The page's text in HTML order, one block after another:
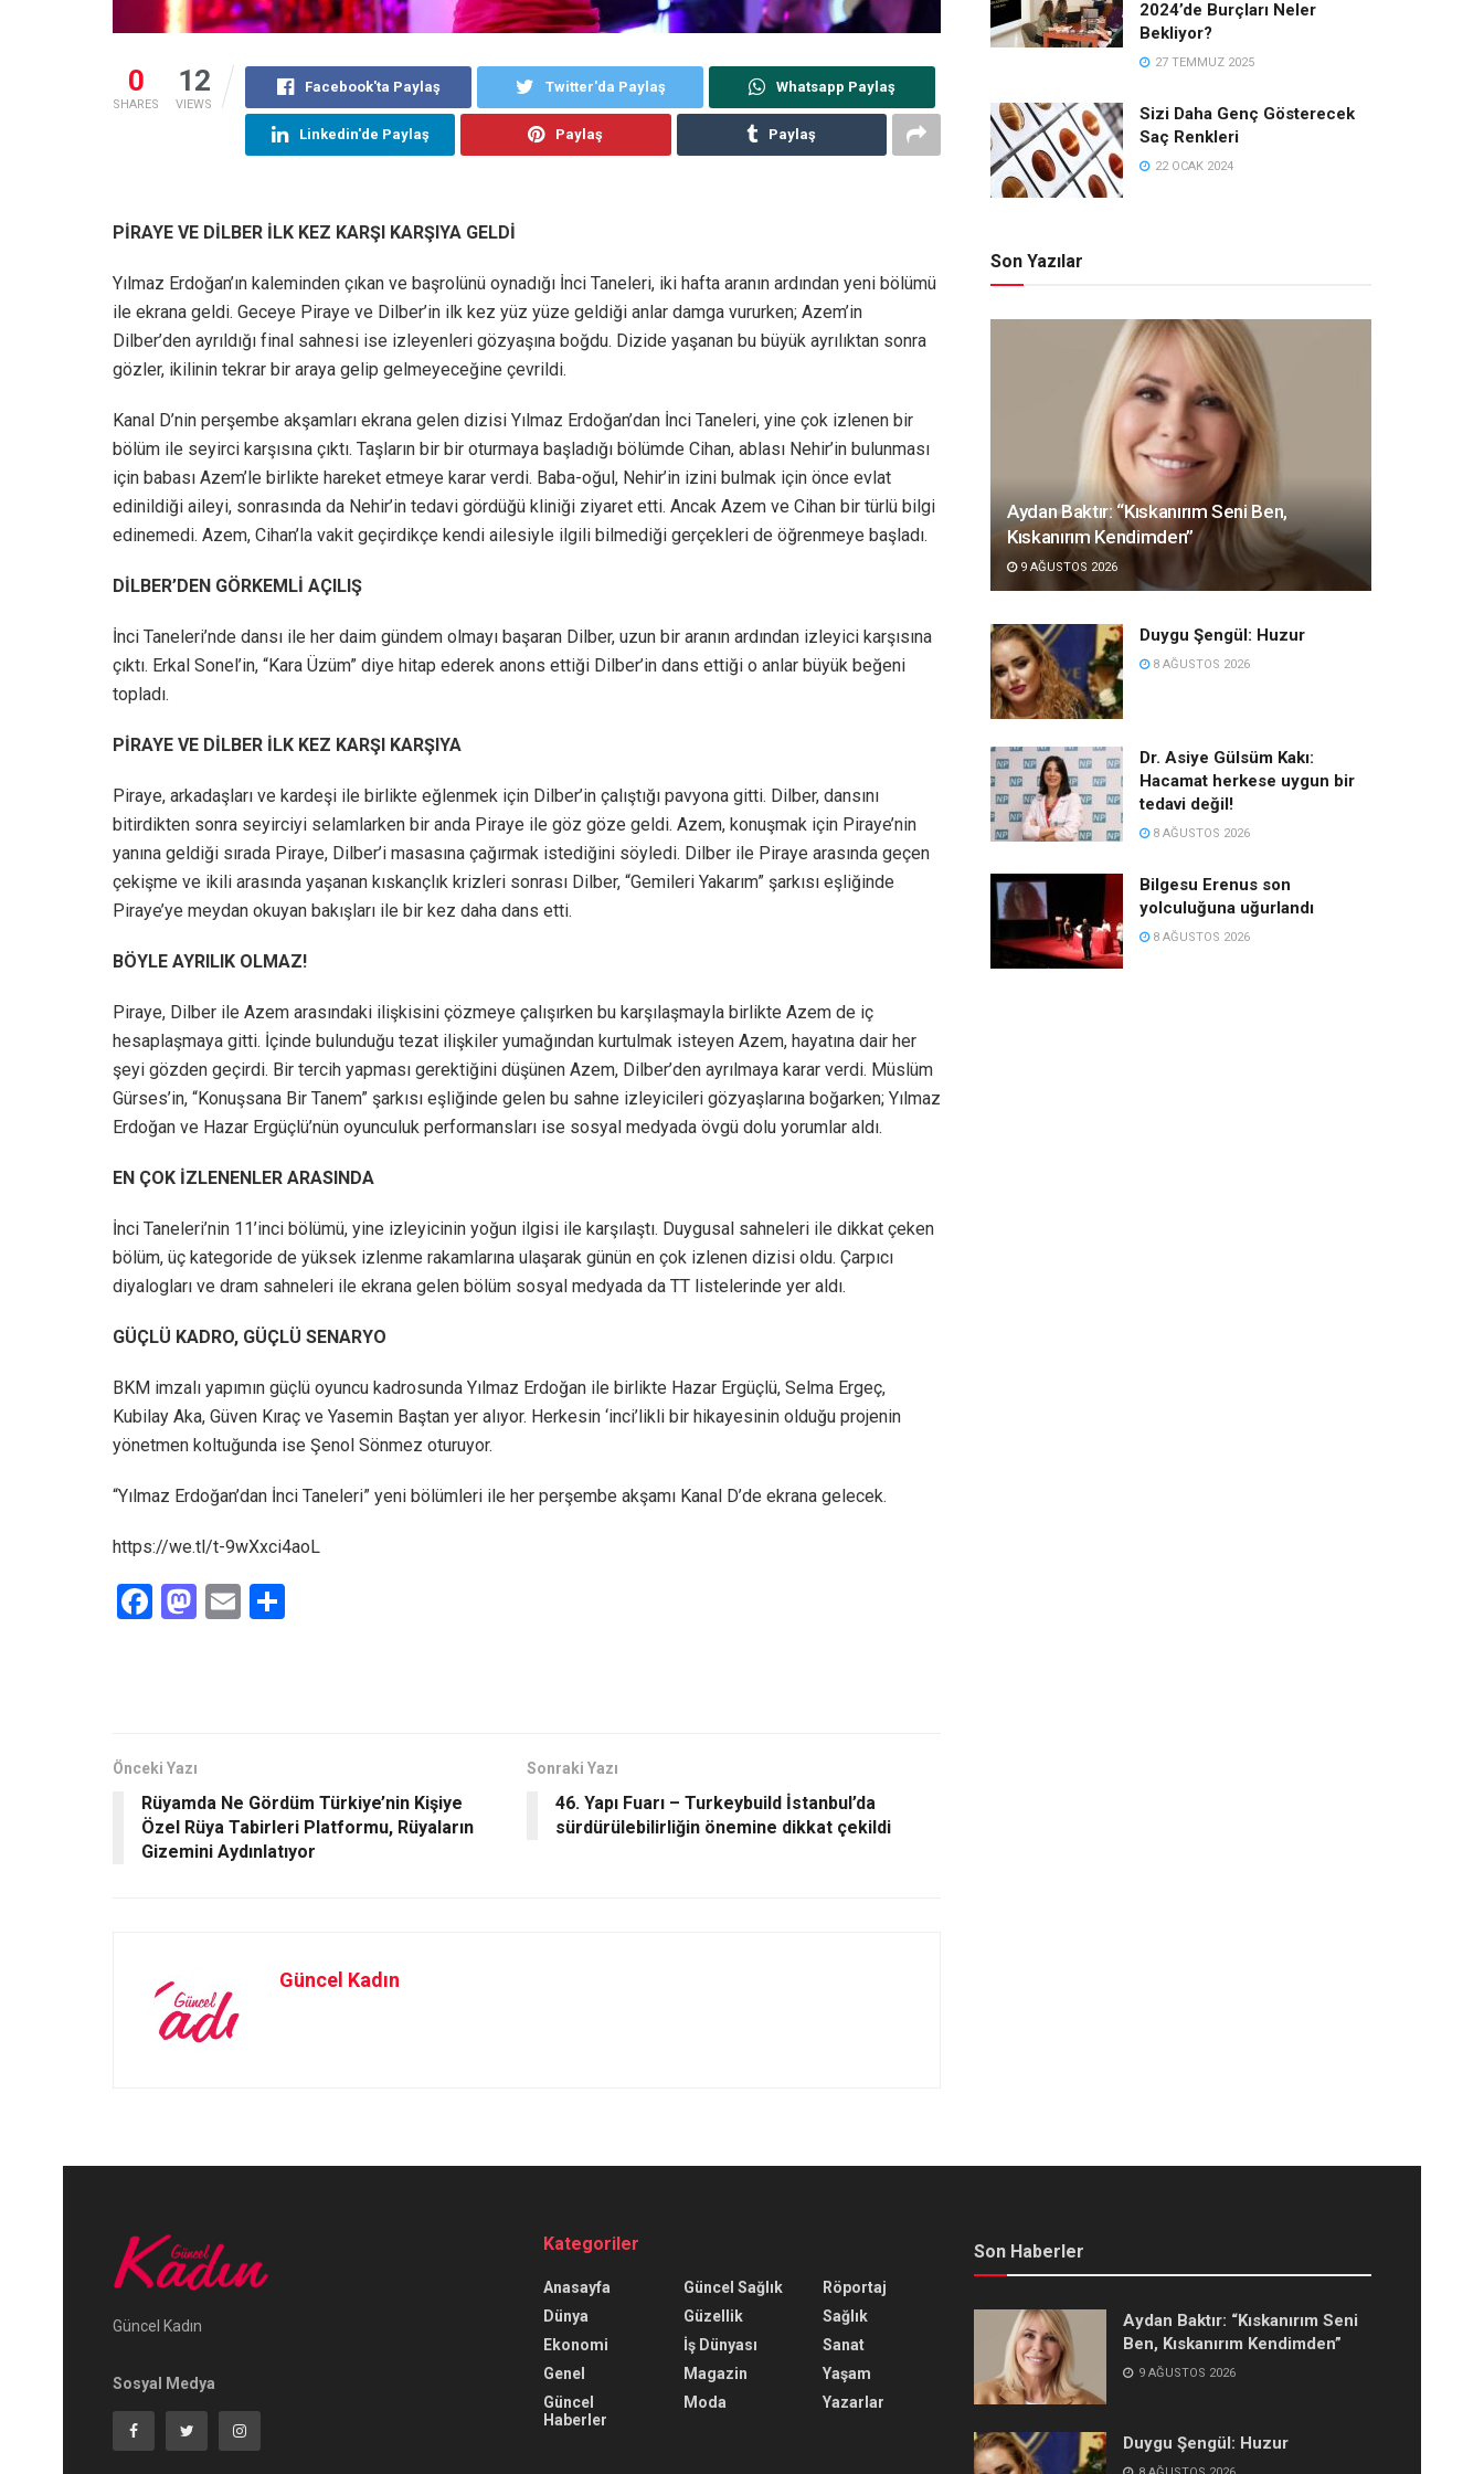
0
SHARES
12
VIEWS
Facebook'ta Paylaş Twitter'da Paylaş Whatsapp Paylaş
Linkedin'de Paylaş Paylaş Paylaş
PİRAYE VE DİLBER İLK KEZ KARŞI KARŞIYA GELDİ
Yılmaz Erdoğan’ın kaleminden çıkan ve başrolünü oynadığı İnci Taneleri, iki hafta aranın ardından yeni bölümü
ile ekrana geldi. Geceye Piraye ve Dilber’in ilk kez yüz yüze geldiği anlar damga vururken; Azem’in
Dilber’den ayrıldığı final sahnesi ise izleyenleri gözyaşına boğdu. Dizide yaşanan bu büyük ayrılıktan sonra
gözler, ikilinin tekrar bir araya gelip gelmeyeceğine çevrildi.
Kanal D’nin perşembe akşamları ekrana gelen dizisi Yılmaz Erdoğan’dan İnci Taneleri, yine çok izlenen bir
bölüm ile seyirci karşısına çıktı. Taşların bir bir oturmaya başladığı bölümde Cihan, ablası Nehir’in bulunması
için babası Azem’le birlikte hareket etmeye karar verdi. Baba-oğul, Nehir’in izini bulmak için önce evlat
edinildiği aileyi, sonrasında da Nehir’in tedavi gördüğü kliniği ziyaret etti. Ancak Azem ve Cihan bir türlü bilgi
edinemedi. Azem, Cihan’la vakit geçirdikçe kendi ailesiyle ilgili bilmediği gerçekleri de öğrenmeye başladı.
DİLBER’DEN GÖRKEMLİ AÇILIŞ
İnci Taneleri’nde dansı ile her daim gündem olmayı başaran Dilber, uzun bir aranın ardından izleyici karşısına
çıktı. Erkal Sonel’in, “Kara Üzüm” diye hitap ederek anons ettiği Dilber’in dans ettiği o anlar büyük beğeni
topladı.
PİRAYE VE DİLBER İLK KEZ KARŞI KARŞIYA
Piraye, arkadaşları ve kardeşi ile birlikte eğlenmek için Dilber’in çalıştığı pavyona gitti. Dilber, dansını
bitirdikten sonra seyirciyi selamlarken bir anda Piraye ile göz göze geldi. Azem, konuşmak için Piraye’nin
yanına geldiği sırada Piraye, Dilber’i masasına çağırmak istediğini söyledi. Dilber ile Piraye arasında geçen
çekişme ve ikili arasında yaşanan kıskançlık krizleri sonrası Dilber, “Gemileri Yakarım” şarkısı eşliğinde
Piraye’ye meydan okuyan bakışları ile bir kez daha dans etti.
BÖYLE AYRILIK OLMAZ!
Piraye, Dilber ile Azem arasındaki ilişkisini çözmeye çalışırken bu karşılaşmayla birlikte Azem de iç
hesaplaşmaya gitti. İçinde bulunduğu tezat ilişkiler yumağından kurtulmak isteyen Azem, hayatına dair her
şeyi gözden geçirdi. Bir tercih yapması gerektiğini düşünen Azem, Dilber’den ayrılmaya karar verdi. Müslüm
Gürses’in, “Konuşsana Bir Tanem” şarkısı eşliğinde gelen bu sahne izleyicileri gözyaşlarına boğarken; Yılmaz
Erdoğan ve Hazar Ergüçlü’nün oyunculuk performansları ise sosyal medyada övgü dolu yorumlar aldı.
EN ÇOK İZLENENLER ARASINDA
İnci Taneleri’nin 11’inci bölümü, yine izleyicinin yoğun ilgisi ile karşılaştı. Duygusal sahneleri ile dikkat çeken
bölüm, üç kategoride de yüksek izlenme rakamlarına ulaşarak günün en çok izlenen dizisi oldu. Çarpıcı
diyalogları ve dram sahneleri ile ekrana gelen bölüm sosyal medyada da TT listelerinde yer aldı.
GÜÇLÜ KADRO, GÜÇLÜ SENARYO
BKM imzalı yapımın güçlü oyuncu kadrosunda Yılmaz Erdoğan ile birlikte Hazar Ergüçlü, Selma Ergeç,
Kubilay Aka, Güven Kıraç ve Yasemin Baştan yer alıyor. Herkesin ‘inci’likli bir hikayesinin olduğu projenin
yönetmen koltuğunda ise Şenol Sönmez oturuyor.
“Yılmaz Erdoğan’dan İnci Taneleri” yeni bölümleri ile her perşembe akşamı Kanal D’de ekrana gelecek.
https://we.tl/t-9wXxci4aoL
F
o
k
M
n
E
Önceki Yazı
Rüyamda Ne Gördüm Türkiye’nin Kişiye
Özel Rüya Tabirleri Platformu, Rüyaların
Gizemini Aydınlatıyor
Sonraki Yazı
46. Yapı Fuarı – Turkeybuild İstanbul’da
sürdürülebilirliğin önemine dikkat çekildi
Güncel Kadın
2024’de Burçları Neler
Bekliyor?
27 TEMMUZ 2025
Sizi Daha Genç Gösterecek
Saç Renkleri
22 OCAK 2024
Son Yazılar
Aydan Baktır: “Kıskanırım Seni Ben,
Kıskanırım Kendimden”
9 AĞUSTOS 2026
Duygu Şengül: Huzur
8 AĞUSTOS 2026
Dr. Asiye Gülsüm Kakı:
Hacamat herkese uygun bir
tedavi değil!
8 AĞUSTOS 2026
Bilgesu Erenus son
yolculuğuna uğurlandı
8 AĞUSTOS 2026
Güncel Kadın
Sosyal Medya
Kategoriler
Anasayfa
Dünya
Ekonomi
Genel
Güncel
Haberler
Güncel Sağlık
Güzellik
İş Dünyası
Magazin
Moda
Röportaj
Sağlık
Sanat
Yaşam
Yazarlar
Son Haberler
Aydan Baktır: “Kıskanırım Seni
Ben, Kıskanırım Kendimden”
9 AĞUSTOS 2026
Duygu Şengül: Huzur